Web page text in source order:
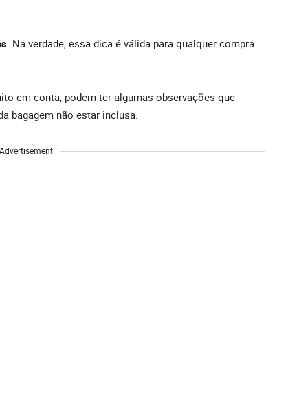
. Na verdade, essa dica é válida para qualquer compra.
em conta, podem ter algumas observações que
bagagem não estar inclusa.
Advertisement